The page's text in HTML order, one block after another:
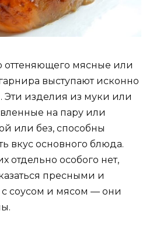
оттеняющего мясные или
выступают исконно
изделия из муки или
на пару или
или без, способны
вкус основного блюда.
отдельно особого нет,
пресными и
с соусом и мясом — они